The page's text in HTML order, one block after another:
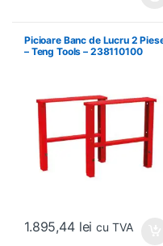
Picioare Banc de Lucru 2
– Teng Tools – 238110100
1.895,44 lei cu TVA